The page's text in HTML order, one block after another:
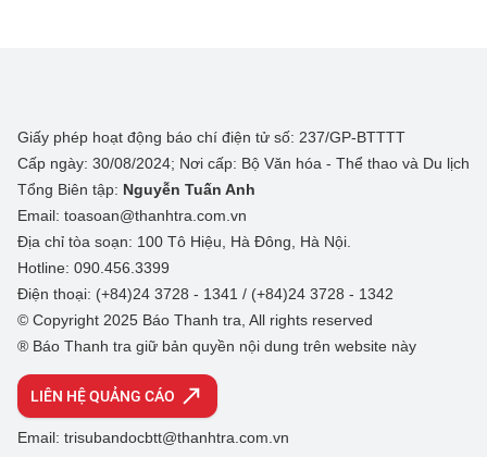
Giấy phép hoạt động báo chí điện tử số: 237/GP-BTTTT
Cấp ngày: 30/08/2024; Nơi cấp: Bộ Văn hóa - Thể thao và Du lịch
Tổng Biên tập: Nguyễn Tuấn Anh
Email: toasoan@thanhtra.com.vn
Địa chỉ tòa soạn: 100 Tô Hiệu, Hà Đông, Hà Nội.
Hotline: 090.456.3399
Điện thoại: (+84)24 3728 - 1341 / (+84)24 3728 - 1342
© Copyright 2025 Báo Thanh tra, All rights reserved
® Báo Thanh tra giữ bản quyền nội dung trên website này
LIÊN HỆ QUẢNG CÁO
Email: trisubandocbtt@thanhtra.com.vn